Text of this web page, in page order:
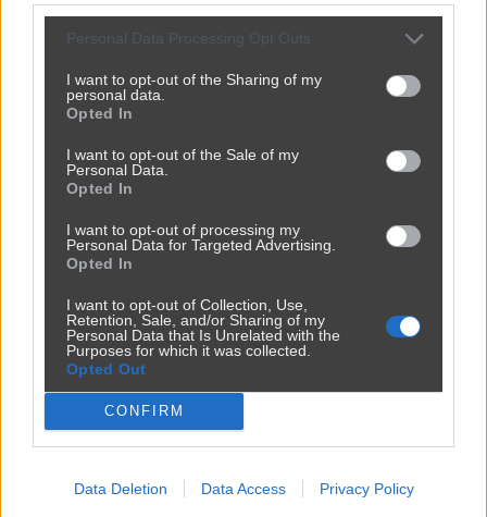
Personal Data Processing Opt Outs
I want to opt-out of the Sharing of my
personal data.
Opted In
I want to opt-out of the Sale of my
Personal Data.
Opted In
I want to opt-out of processing my
Personal Data for Targeted Advertising.
Opted In
I want to opt-out of Collection, Use,
Retention, Sale, and/or Sharing of my
Personal Data that Is Unrelated with the
Purposes for which it was collected.
Opted Out
CONFIRM
Data Deletion Data Access Privacy Policy
Veritas_Liberat
Bekaja. Nauczyciel bez
mieszka z mamusią i
żeby zarobić na piwo
giertych wyprodukuje.
Przecież to jest zwykły
mocno ograniczony troll
Tylko że on, ani nie je...
-